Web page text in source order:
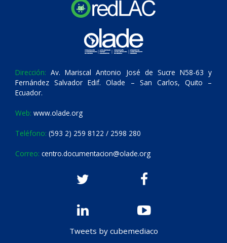
Dirección: Av. Mariscal Antonio José de Sucre N58-63 y
Fernández Salvador Edif. Olade – San Carlos, Quito –
Ecuador.
Web: www.olade.org
Teléfono: (593 2) 259 8122 / 2598 280
Correo: centro.documentacion@olade.org
Tweets by cubemediaco